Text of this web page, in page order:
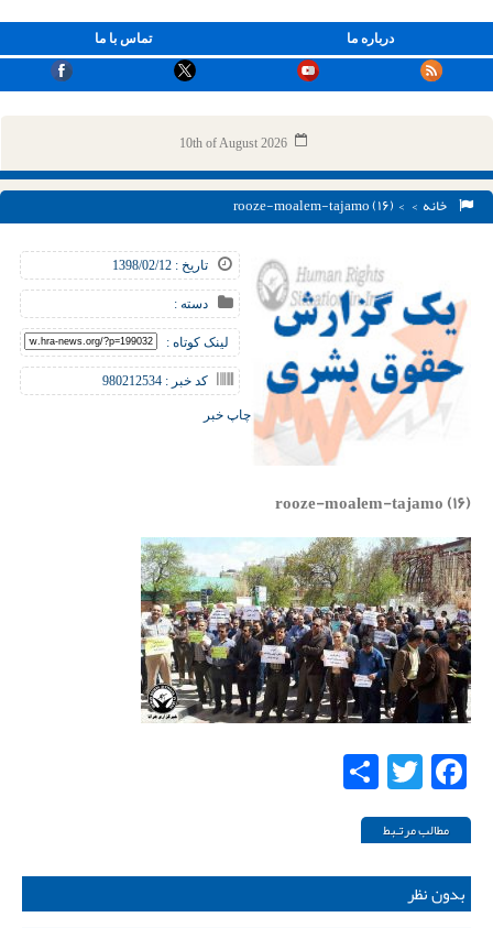
تماس با ما درباره ما
10th of August 2026
خانه > > rooze-moalem-tajamo (۱۶)
تاریخ : 1398/02/12
دسته :
لینک کوتاه :
کد خبر : 980212534
چاپ خبر
rooze-moalem-tajamo (۱۶)
Facebook
Twitter
مطالب مرتـبط
بدون نظر